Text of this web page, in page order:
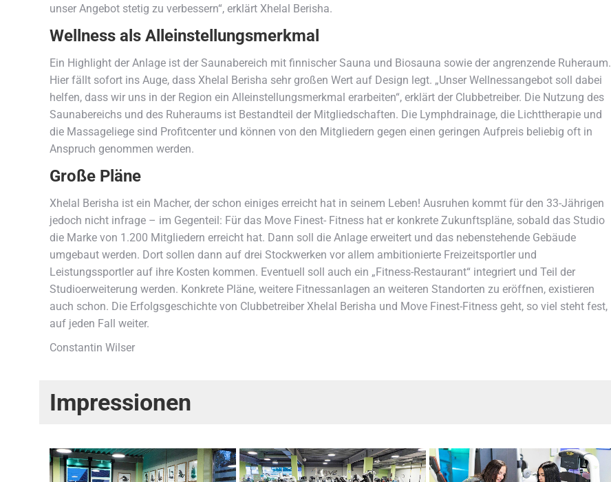
unser Angebot stetig zu verbessern“, erklärt Xhelal Berisha.
Wellness als Alleinstellungsmerkmal
Ein Highlight der Anlage ist der Saunabereich mit finnischer Sauna und Biosauna sowie der angrenzende Ruheraum.
Hier fällt sofort ins Auge, dass Xhelal Berisha sehr großen Wert auf Design legt. „Unser Wellnessangebot soll dabei
helfen, dass wir uns in der Region ein Alleinstellungsmerkmal erarbeiten“, erklärt der Clubbetreiber. Die Nutzung des
Saunabereichs und des Ruheraums ist Bestandteil der Mitgliedschaften. Die Lymphdrainage, die Lichttherapie und
die Massageliege sind Profitcenter und können von den Mitgliedern gegen einen geringen Aufpreis beliebig oft in
Anspruch genommen werden.
Große Pläne
Xhelal Berisha ist ein Macher, der schon einiges erreicht hat in seinem Leben! Ausruhen kommt für den 33-Jährigen
jedoch nicht infrage – im Gegenteil: Für das Move Finest- Fitness hat er konkrete Zukunftspläne, sobald das Studio
die Marke von 1.200 Mitgliedern erreicht hat. Dann soll die Anlage erweitert und das nebenstehende Gebäude
umgebaut werden. Dort sollen dann auf drei Stockwerken vor allem ambitionierte Freizeitsportler und
Leistungssportler auf ihre Kosten kommen. Eventuell soll auch ein „Fitness-Restaurant“ integriert und Teil der
Studioerweiterung werden. Konkrete Pläne, weitere Fitnessanlagen an weiteren Standorten zu eröffnen, existieren
auch schon. Die Erfolgsgeschichte von Clubbetreiber Xhelal Berisha und Move Finest-Fitness geht, so viel steht fest,
auf jeden Fall weiter.
Constantin Wilser
Impressionen